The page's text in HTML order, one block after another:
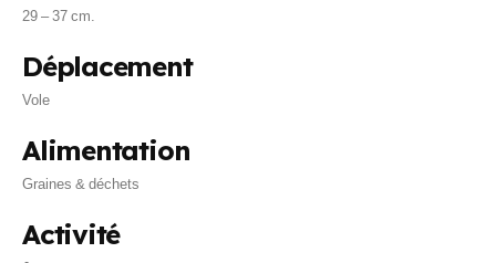
29 – 37 cm.
Déplacement
Vole
Alimentation
Graines & déchets
Activité